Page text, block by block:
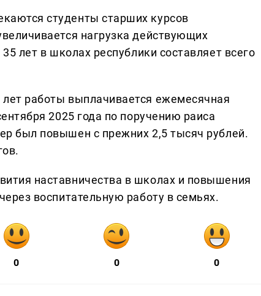
студенты старших курсов
нагрузка действующих
лет в школах республики составляет всего
работы выплачивается ежемесячная
2025 года по поручению раиса
был повышен с прежних 2,5 тысяч рублей.
наставничества в школах и повышения
воспитательную работу в семьях.
0 0 0